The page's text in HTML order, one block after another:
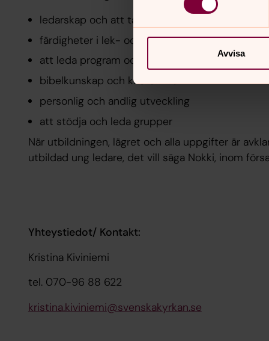
Avvisa
ledarskap och att ta ansvar
färdigheter i lek- och gruppledning
att leda program och aktiviteter
bibelkunskap och kristen tro
personlig och andlig utveckling
att stödja och leda grupper
När utbildningen, lägret och alla uppgifter är
utbildad ung ledare, det vill säga Nokki, inom
Yhteystiedot/ Kontakt:
Kristina Kiviniemi
tel. 070-96 88 622
kristina.kiviniemi@svenskakyrkan.se